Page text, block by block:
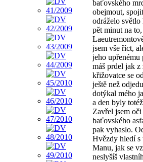
baťovského
obejmout,
odráželo
pět minut na
jsem vše říct,
jeho
máš prdel jak z
křižovatce se
ještě než
dotýkal mého
a den byly
Zavřel jsem
baťovského
pak vyhaslo.
Hvězdy hledí s
Manu, jak se
neslyšíš